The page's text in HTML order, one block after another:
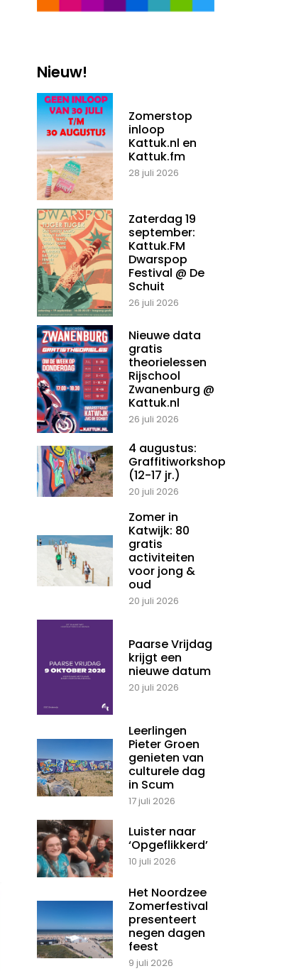
Nieuw!
Zomerstop
inloop
Kattuk.nl en
Kattuk.fm
28 juli 2026
Zaterdag 19
september:
Kattuk.FM
Dwarspop
Festival @ De
Schuit
26 juli 2026
Nieuwe data
gratis
theorielessen
Rijschool
Zwanenburg @
Kattuk.nl
26 juli 2026
4 augustus:
Graffitiworkshop
(12-17 jr.)
20 juli 2026
Zomer in
Katwijk: 80
gratis
activiteiten
voor jong &
oud
20 juli 2026
Paarse Vrijdag
krijgt een
nieuwe datum
20 juli 2026
Leerlingen
Pieter Groen
genieten van
culturele dag
in Scum
17 juli 2026
Luister naar
‘Opgeflikkerd’
10 juli 2026
Het Noordzee
Zomerfestival
presenteert
negen dagen
feest
9 juli 2026